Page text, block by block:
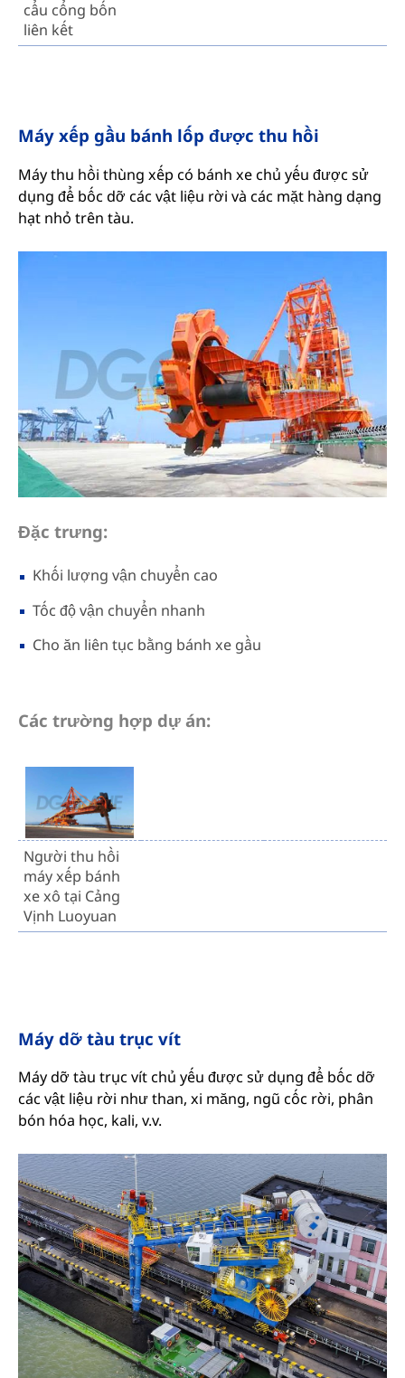
cẩu cổng bốn
liên kết
Máy xếp gầu bánh lốp được thu hồi
Máy thu hồi thùng xếp có bánh xe chủ yếu được sử
dụng để bốc dỡ các vật liệu rời và các mặt hàng dạng
hạt nhỏ trên tàu.
Đặc trưng:
Khối lượng vận chuyển cao
Tốc độ vận chuyển nhanh
Cho ăn liên tục bằng bánh xe gầu
Các trường hợp dự án:
Người thu hồi
máy xếp bánh
xe xô tại Cảng
Vịnh Luoyuan
Máy dỡ tàu trục vít
Máy dỡ tàu trục vít chủ yếu được sử dụng để bốc dỡ
các vật liệu rời như than, xi măng, ngũ cốc rời, phân
bón hóa học, kali, v.v.